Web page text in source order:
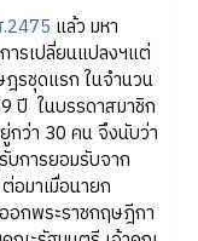
แล้ว มหา
รเปลี่ยนแปลงฯแต่
รชุดแรก ในจำนวน
ปี ในบรรดาสมาชิก
กว่า 30 คน จึงนับว่า
บการยอมรับจาก
อมาเมื่อนายก
อกพระราชกฤษฎีกา